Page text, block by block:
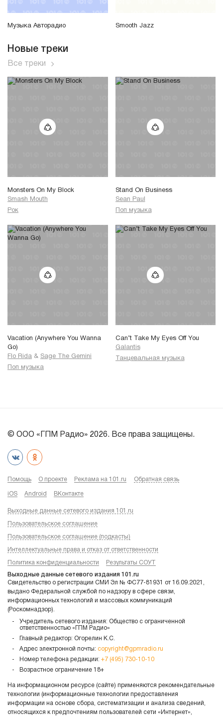
Музыка Авторадио Smooth Jazz
Новые треки
Все треки
Monsters On My Block
Smash Mouth
Рок
Stand On Business
Sean Paul
Поп музыка
Vacation (Anywhere You Wanna
Go)
Flo Rida & Sage The Gemini
Поп музыка
Can’t Take My Eyes Off You
Galantis
Танцевальная музыка
© ООО «ГПМ Радио» 2026. Все права защищены.
Помощь О проекте Реклама на 101.ru Обратная связь
iOS Android ВКонтакте
Выходные данные сетевого издания 101.ru
Пользовательское соглашение
Пользовательское соглашение (подкасты)
Интеллектуальные права и отказ от ответственности
Политика конфиденциальности Результаты СОУТ
Выходные данные сетевого издания 101.ru
Свидетельство о регистрации СМИ Эл № ФС77-81931 от 16.09.2021,
выдано Федеральной службой по надзору в сфере связи,
информационных технологий и массовых коммуникаций
(Роскомнадзор).
Учредитель сетевого издания: Общество с ограниченной
ответственностью «ГПМ Радио»
Главный редактор: Огорелин К.С.
Адрес электронной почты: copyright@gpmradio.ru
Номер телефона редакции: +7 (495) 730-10-10
Возрастное ограничение 18+
На информационном ресурсе (сайте) применяются рекомендательные
технологии (информационные технологии предоставления
информации на основе сбора, систематизации и анализа сведений,
относящихся к предпочтениям пользователей сети «Интернет»,